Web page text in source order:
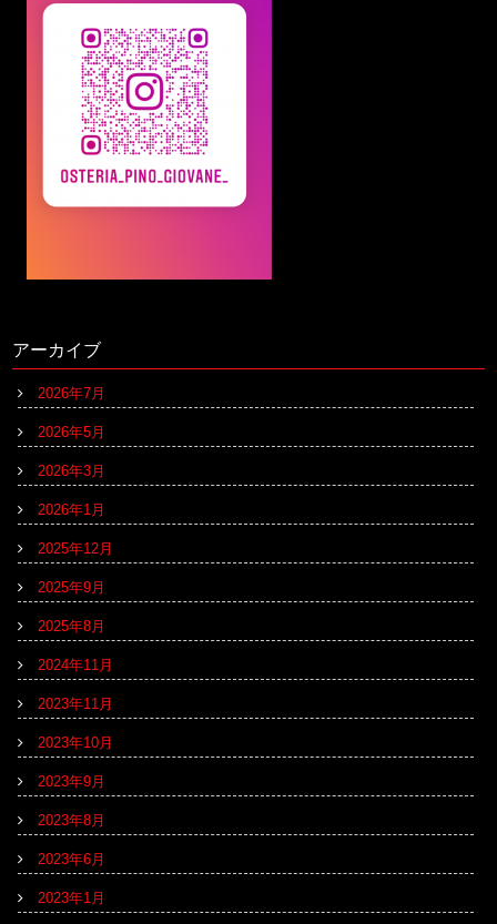
アーカイブ
2026年7月
2026年5月
2026年3月
2026年1月
2025年12月
2025年9月
2025年8月
2024年11月
2023年11月
2023年10月
2023年9月
2023年8月
2023年6月
2023年1月